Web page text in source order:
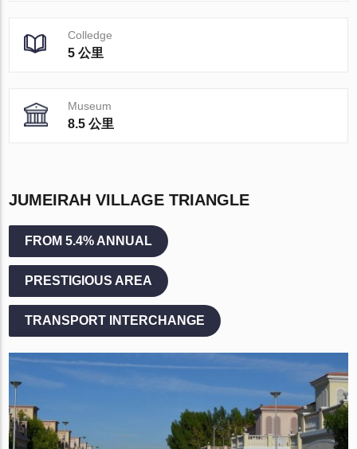
Colledge
5 公里
Museum
8.5 公里
JUMEIRAH VILLAGE TRIANGLE
FROM 5.4% ANNUAL
PRESTIGIOUS AREA
TRANSPORT INTERCHANGE